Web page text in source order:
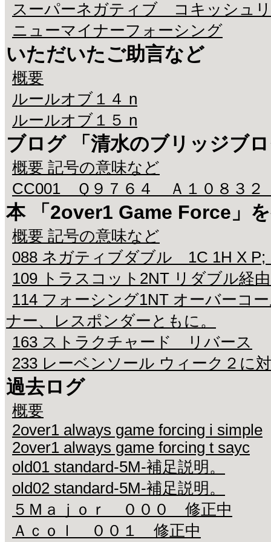
スーパーネガティブ コキッシュ
ニューマイナーフォーシング
いただいたご助言など
概要
ルールオブ１４ n
ルールオブ１５ n
ブログ 「清水のブリッジブ
概要 記号の意味など
CC001 Ｑ９７６４ Ａ１０８３
本 「2over1 Game Force」
概要 記号の意味など
088 ネガティブダブル 1C 1H X P;
109 トラスコット2NT リダブル経
114 フォーシング1NT オーバーコ
ナー、レスポンダーともに。
163 ストラクチャード リバース
233 レーベンソール ウィーク２に
過去ログ
概要
2over1 always game forcing i simple
2over1 always game forcing t sayc
old01 standard-5M-補足説明。
old02 standard-5M-補足説明。
５Ｍａｊｏｒ ０００ 修正中
Ａｃｏｌ ００１ 修正中